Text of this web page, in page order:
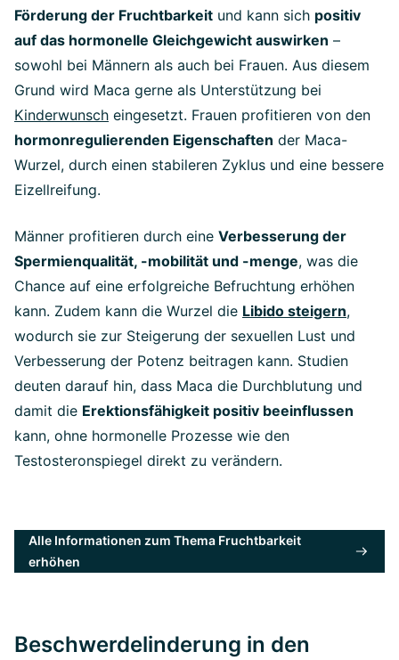
Förderung der Fruchtbarkeit und kann sich positiv
auf das hormonelle Gleichgewicht auswirken –
sowohl bei Männern als auch bei Frauen. Aus diesem
Grund wird Maca gerne als Unterstützung bei
Kinderwunsch eingesetzt. Frauen profitieren von den
hormonregulierenden Eigenschaften der Maca-
Wurzel, durch einen stabileren Zyklus und eine bessere
Eizellreifung.
Männer profitieren durch eine Verbesserung der
Spermienqualität, -mobilität und -menge, was die
Chance auf eine erfolgreiche Befruchtung erhöhen
kann. Zudem kann die Wurzel die Libido steigern,
wodurch sie zur Steigerung der sexuellen Lust und
Verbesserung der Potenz beitragen kann. Studien
deuten darauf hin, dass Maca die Durchblutung und
damit die Erektionsfähigkeit positiv beeinflussen
kann, ohne hormonelle Prozesse wie den
Testosteronspiegel direkt zu verändern.
Alle Informationen zum Thema Fruchtbarkeit
erhöhen
Beschwerdelinderung in den